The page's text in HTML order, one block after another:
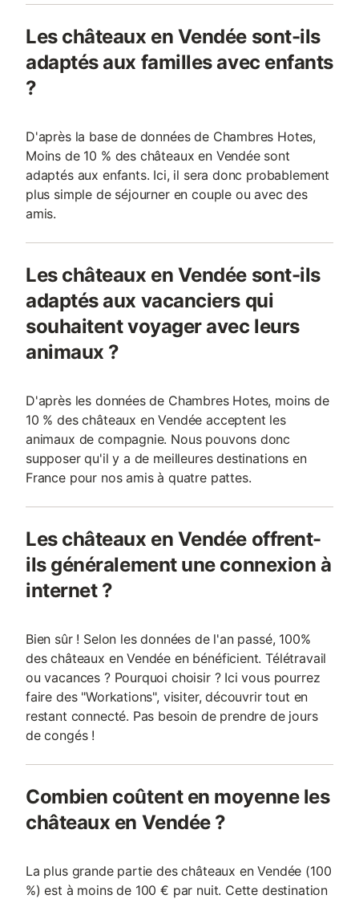
Les châteaux en Vendée sont-ils
adaptés aux familles avec enfants
?
D'après la base de données de Chambres Hotes,
Moins de 10 % des châteaux en Vendée sont
adaptés aux enfants. Ici, il sera donc probablement
plus simple de séjourner en couple ou avec des
amis.
Les châteaux en Vendée sont-ils
adaptés aux vacanciers qui
souhaitent voyager avec leurs
animaux ?
D'après les données de Chambres Hotes, moins de
10 % des châteaux en Vendée acceptent les
animaux de compagnie. Nous pouvons donc
supposer qu'il y a de meilleures destinations en
France pour nos amis à quatre pattes.
Les châteaux en Vendée offrent-
ils généralement une connexion à
internet ?
Bien sûr ! Selon les données de l'an passé, 100%
des châteaux en Vendée en bénéficient. Télétravail
ou vacances ? Pourquoi choisir ? Ici vous pourrez
faire des "Workations", visiter, découvrir tout en
restant connecté. Pas besoin de prendre de jours
de congés !
Combien coûtent en moyenne les
châteaux en Vendée ?
La plus grande partie des châteaux en Vendée (100
%) est à moins de 100 € par nuit. Cette destination